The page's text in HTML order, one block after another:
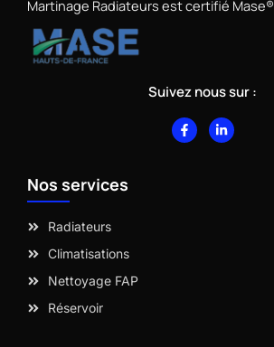
Martinage Radiateurs est certifié Mase®
Suivez nous sur :
F
a
c
L
i
n
Nos services
Radiateurs
Climatisations
Nettoyage FAP
Réservoir